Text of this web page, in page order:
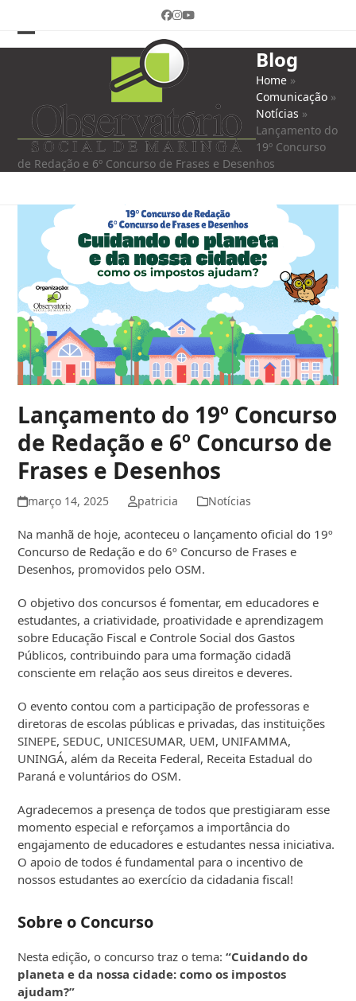
Facebook
Instagram
YouTube
Open
menu
Close
menu
Blog
Home »
Comunicação »
Notícias »
Lançamento do
19º Concurso
de Redação e 6º Concurso de Frases e Desenhos
Lançamento do 19º Concurso
de Redação e 6º Concurso de
Frases e Desenhos
março 14, 2025 patricia Notícias
Na manhã de hoje, aconteceu o lançamento oficial do 19º
Concurso de Redação e do 6º Concurso de Frases e
Desenhos, promovidos pelo OSM.
O objetivo dos concursos é fomentar, em educadores e
estudantes, a criatividade, proatividade e aprendizagem
sobre Educação Fiscal e Controle Social dos Gastos
Públicos, contribuindo para uma formação cidadã
consciente em relação aos seus direitos e deveres.
O evento contou com a participação de professoras e
diretoras de escolas públicas e privadas, das instituições
SINEPE, SEDUC, UNICESUMAR, UEM, UNIFAMMA,
UNINGÁ, além da Receita Federal, Receita Estadual do
Paraná e voluntários do OSM.
Agradecemos a presença de todos que prestigiaram esse
momento especial e reforçamos a importância do
engajamento de educadores e estudantes nessa iniciativa.
O apoio de todos é fundamental para o incentivo de
nossos estudantes ao exercício da cidadania fiscal!
Sobre o Concurso
Nesta edição, o concurso traz o tema:“Cuidando do
planeta e da nossa cidade: como os impostos
ajudam?”